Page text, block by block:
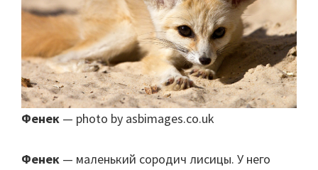
Фенек — photo by asbimages.co.uk
Фенек — маленький сородич лисицы. У него